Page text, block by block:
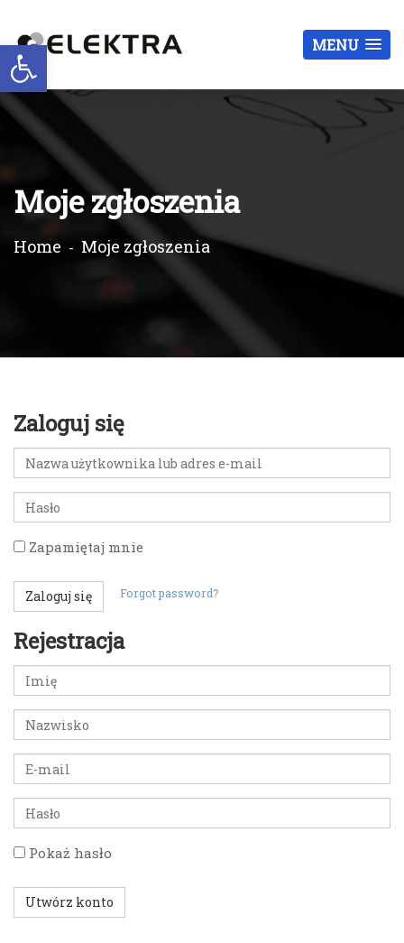
Otwórz pasek narzędzi MENU
Moje zgłoszenia
Home Moje zgłoszenia
Zaloguj się
Nazwa
użytkownika
lub
adres
e-
Hasło
Zapamiętaj mnie
Zaloguj się Forgot password?
Rejestracja
Imię
Nazwisko
E-
mail
Wpisz
hasło
Pokaż hasło
Utwórz konto